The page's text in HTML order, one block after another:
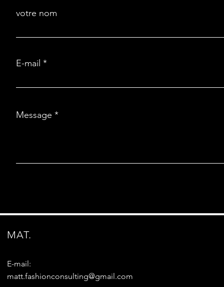
votre nom
E-mail
Message
MAT.
E-mail:
matt.fashionconsulting@gmail.com